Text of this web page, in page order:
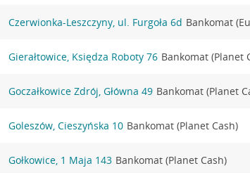
Czerwionka-Leszczyny, ul. Furgoła 6d Bankomat
Gierałtowice, Księdza Roboty 76 Bankomat (Planet
Goczałkowice Zdrój, Główna 49 Bankomat (Planet
Goleszów, Cieszyńska 10 Bankomat (Planet Cash)
Gołkowice, 1 Maja 143 Bankomat (Planet Cash)